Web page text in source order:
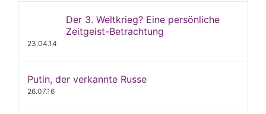
Der 3. Weltkrieg? Eine persönliche
Zeitgeist-Betrachtung
23.04.14
Putin, der verkannte Russe
26.07.16